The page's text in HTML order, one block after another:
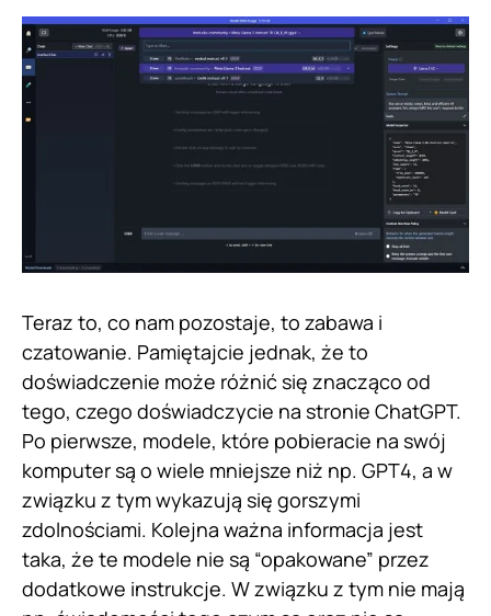
Teraz to, co nam pozostaje, to zabawa i
czatowanie. Pamiętajcie jednak, że to
doświadczenie może różnić się znacząco od
tego, czego doświadczycie na stronie ChatGPT.
Po pierwsze, modele, które pobieracie na swój
komputer są o wiele mniejsze niż np. GPT4, a w
związku z tym wykazują się gorszymi
zdolnościami. Kolejna ważna informacja jest
taka, że te modele nie są “opakowane” przez
dodatkowe instrukcje. W związku z tym nie mają